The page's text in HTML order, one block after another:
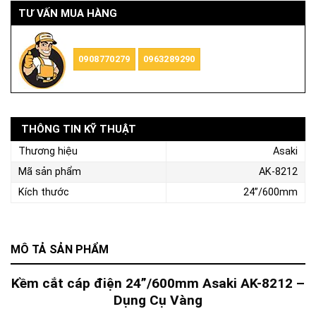
TƯ VẤN MUA HÀNG
0908770279 0963289290
MÔ TẢ SẢN PHẨM
Kềm cắt cáp điện 24”/600mm Asaki AK-8212 –
Dụng Cụ Vàng
THÔNG TIN KỸ THUẬT
Thương hiệu
Asaki
Mã sản phẩm
AK-8212
Kích thước
24”/600mm